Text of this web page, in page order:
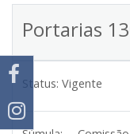
Portarias
Status: Vigente